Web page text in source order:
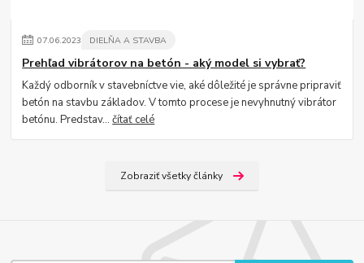
07.06.2023 DIELŇA A STAVBA
Prehľad vibrátorov na betón - aký model si vybrať?
Každý odborník v stavebníctve vie, aké dôležité je správne pripraviť
betón na stavbu základov. V tomto procese je nevyhnutný vibrátor
betónu. Predstav...čítať celé
Zobraziť všetky články